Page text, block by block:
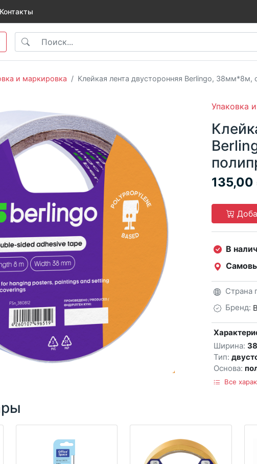
Контакты
и маркировка Клейкая лента двусторонняя Berlingo, 38мм*8м,
Упаковка
135,00
В
Страна
Бренд:
Ширина:
Тип:
Основа:
Все